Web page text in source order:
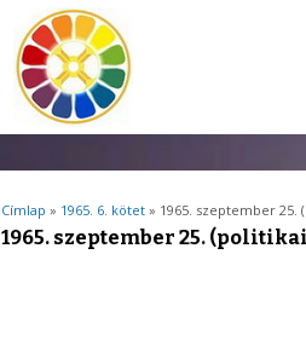
Jelenlegi hely
Címlap » 1965. 6. kötet » 1965. szeptember 25.
1965. szeptember 25.